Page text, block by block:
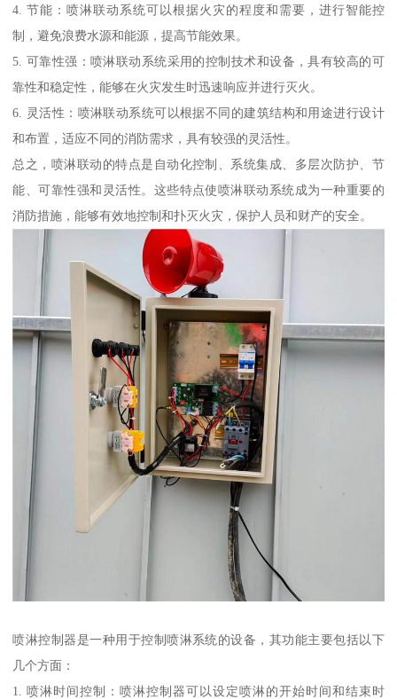
4. 节能：喷淋联动系统可以根据火灾的程度和需要，进行智能控
制，避免浪费水源和能源，提高节能效果。
5. 可靠性强：喷淋联动系统采用的控制技术和设备，具有较高的可
靠性和稳定性，能够在火灾发生时迅速响应并进行灭火。
6. 灵活性：喷淋联动系统可以根据不同的建筑结构和用途进行设计
和布置，适应不同的消防需求，具有较强的灵活性。
总之，喷淋联动的特点是自动化控制、系统集成、多层次防护、节
能、可靠性强和灵活性。这些特点使喷淋联动系统成为一种重要的
消防措施，能够有效地控制和扑灭火灾，保护人员和财产的安全。
喷淋控制器是一种用于控制喷淋系统的设备，其功能主要包括以下
几个方面：
1. 喷淋时间控制：喷淋控制器可以设定喷淋的开始时间和结束时